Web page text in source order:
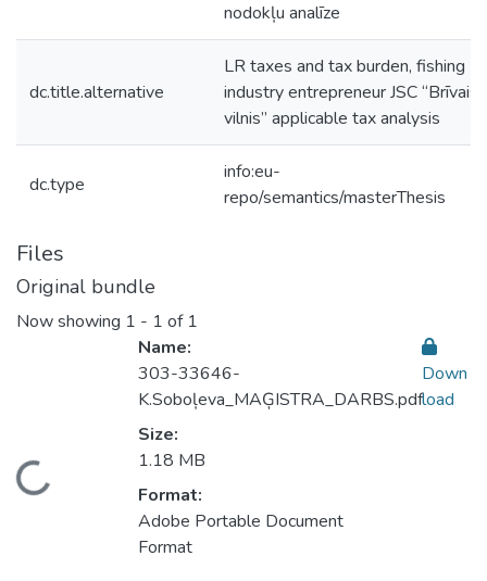
nodokļu analīze
dc.title.alternative
LR taxes and tax burden, fishing
industry entrepreneur JSC “Brīvais
vilnis” applicable tax analysis
dc.type
info:eu-
repo/semantics/masterThesis
Files
Original bundle
Now showing 1 - 1 of 1
Loading...
Name:
303-33646-
K.Soboļeva_MAĢISTRA_DARBS.pdf
Size:
1.18 MB
Format:
Adobe Portable Document
Format
Down
load